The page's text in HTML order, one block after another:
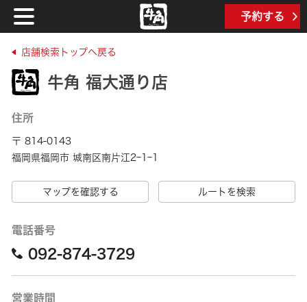
予約する
店舗検索トップへ戻る
牛角 福大通り店
住所
〒 814-0143
福岡県福岡市 城南区南片江2ｰ1ｰ1
マップを確認する ルートを検索
電話番号
092-874-3729
営業時間